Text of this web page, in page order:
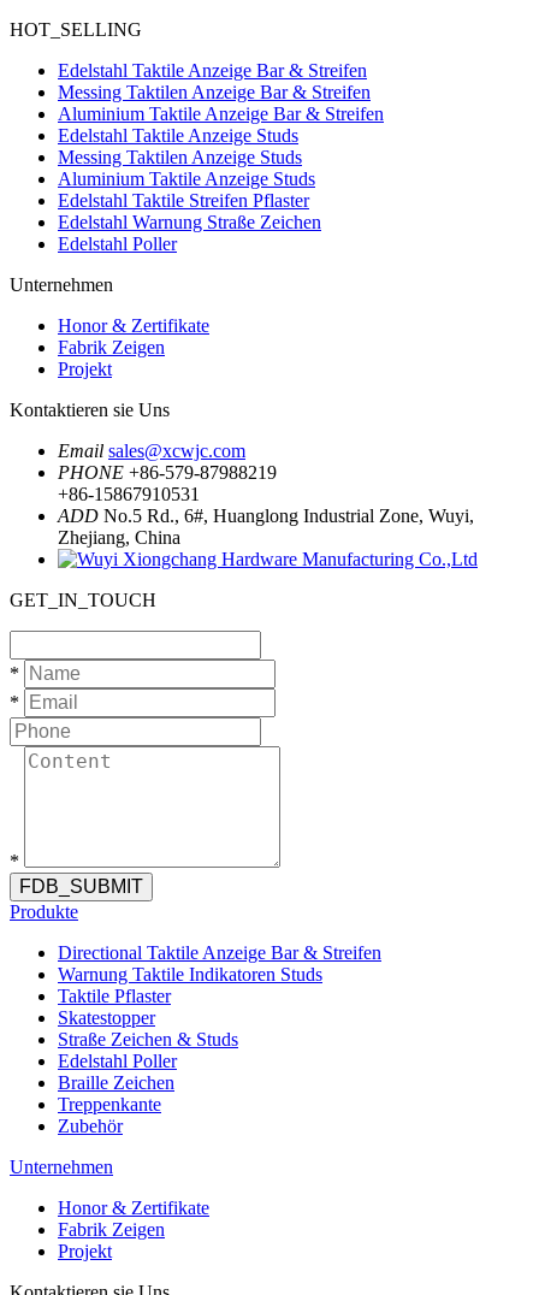
HOT_SELLING
Edelstahl Taktile Anzeige Bar & Streifen
Messing Taktilen Anzeige Bar & Streifen
Aluminium Taktile Anzeige Bar & Streifen
Edelstahl Taktile Anzeige Studs
Messing Taktilen Anzeige Studs
Aluminium Taktile Anzeige Studs
Edelstahl Taktile Streifen Pflaster
Edelstahl Warnung Straße Zeichen
Edelstahl Poller
Unternehmen
Honor & Zertifikate
Fabrik Zeigen
Projekt
Kontaktieren sie Uns
Email sales@xcwjc.com
PHONE +86-579-87988219
+86-15867910531
ADD No.5 Rd., 6#, Huanglong Industrial Zone, Wuyi,
Zhejiang, China
GET_IN_TOUCH
*
*
*
FDB_SUBMIT
Produkte
Directional Taktile Anzeige Bar & Streifen
Warnung Taktile Indikatoren Studs
Taktile Pflaster
Skatestopper
Straße Zeichen & Studs
Edelstahl Poller
Braille Zeichen
Treppenkante
Zubehör
Unternehmen
Honor & Zertifikate
Fabrik Zeigen
Projekt